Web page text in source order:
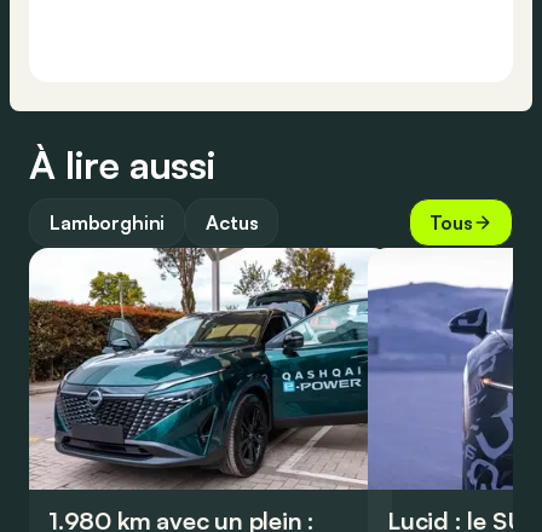
À lire aussi
Lamborghini Actus Tous
1.980 km avec un plein :
Lucid : le